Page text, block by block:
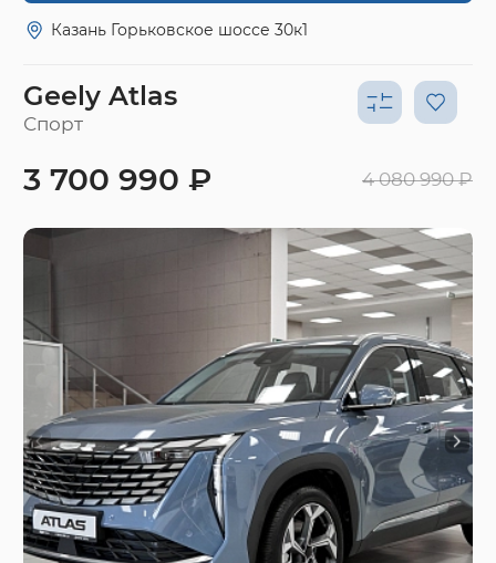
Казань Горьковское шоссе 30к1
Geely Atlas
Спорт
3 700 990 ₽ 4 080 990 ₽